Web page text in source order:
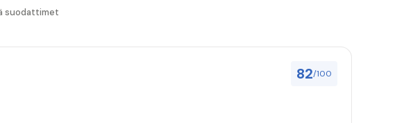
suodattimet
82/100